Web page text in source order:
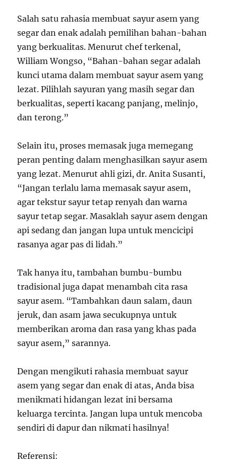
Salah satu rahasia membuat sayur asem yang
segar dan enak adalah pemilihan bahan-bahan
yang berkualitas. Menurut chef terkenal,
William Wongso, “Bahan-bahan segar adalah
kunci utama dalam membuat sayur asem yang
lezat. Pilihlah sayuran yang masih segar dan
berkualitas, seperti kacang panjang, melinjo,
dan terong.”
Selain itu, proses memasak juga memegang
peran penting dalam menghasilkan sayur asem
yang lezat. Menurut ahli gizi, dr. Anita Susanti,
“Jangan terlalu lama memasak sayur asem,
agar tekstur sayur tetap renyah dan warna
sayur tetap segar. Masaklah sayur asem dengan
api sedang dan jangan lupa untuk mencicipi
rasanya agar pas di lidah.”
Tak hanya itu, tambahan bumbu-bumbu
tradisional juga dapat menambah cita rasa
sayur asem. “Tambahkan daun salam, daun
jeruk, dan asam jawa secukupnya untuk
memberikan aroma dan rasa yang khas pada
sayur asem,” sarannya.
Dengan mengikuti rahasia membuat sayur
asem yang segar dan enak di atas, Anda bisa
menikmati hidangan lezat ini bersama
keluarga tercinta. Jangan lupa untuk mencoba
sendiri di dapur dan nikmati hasilnya!
Referensi: